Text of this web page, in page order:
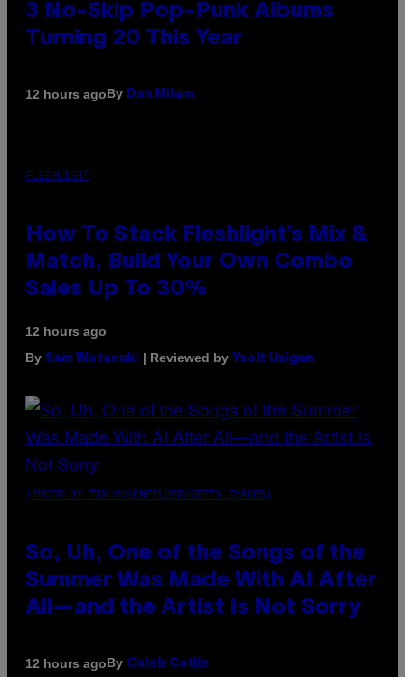
3 No-Skip Pop-Punk Albums
Turning 20 This Year
12 hours agoBy Dan Milam
FLESHLIGHT
How To Stack Fleshlight’s Mix &
Match, Build Your Own Combo
Sales Up To 30%
12 hours ago
By Sam Watanuki | Reviewed by Ysolt Usigan
(PHOTO BY TIM MOSENFELDER/GETTY IMAGES)
So, Uh, One of the Songs of the
Summer Was Made With AI After
All—and the Artist Is Not Sorry
12 hours agoBy Caleb Catlin